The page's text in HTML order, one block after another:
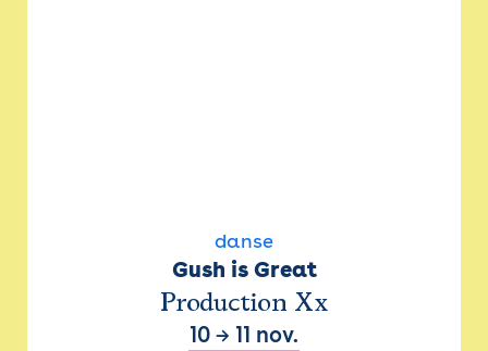
danse
Gush is Great
Production Xx
10 → 11 nov.